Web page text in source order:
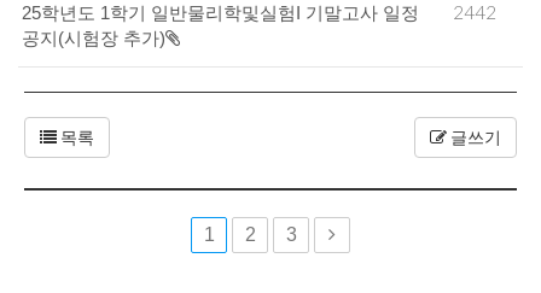
25학년도 1학기 일반물리학및실험I 기말고사 일정
공지(시험장 추가)
2442
목록 글쓰기
1 2 3